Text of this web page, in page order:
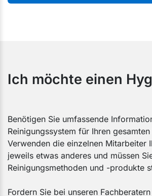
Ich möchte einen
Benötigen Sie umfassende
Reinigungssystem für Ihren
Verwenden die einzelnen Mitarbeiter
jeweils etwas anderes und müssen
Reinigungsmethoden und -produkte
Fordern Sie bei unseren